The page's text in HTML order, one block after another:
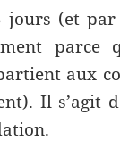
jours (et
parce
aux
Il s’agit